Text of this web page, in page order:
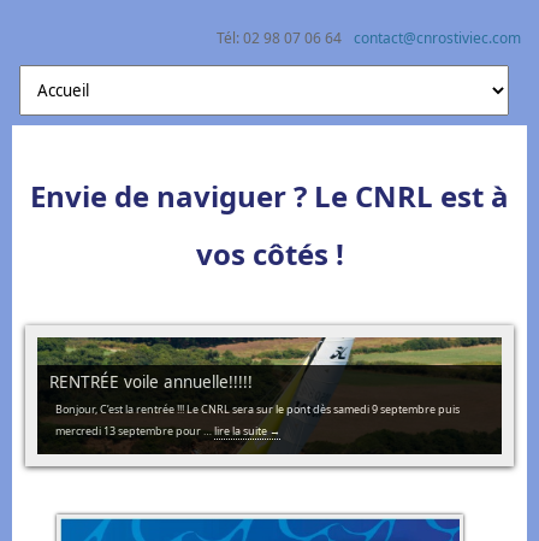
Tél: 02 98 07 06 64 contact@cnrostiviec.com
Centre Nautique Rostiviec Loperhet
Naviguer à la voile et en kayak en rade de Brest
Envie de naviguer ? Le CNRL est à
vos côtés !
RENTRÉE voile annuelle!!!!!
Bonjour, C’est la rentrée !!! Le CNRL sera sur le pont dès samedi 9 septembre puis
mercredi 13 septembre pour …lire la suite→